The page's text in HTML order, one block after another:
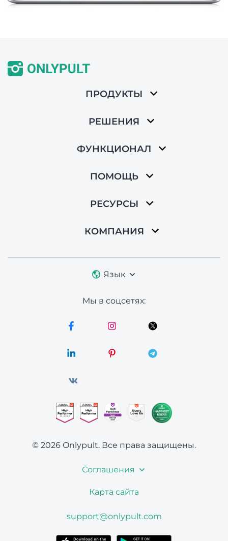
ПРОДУКТЫ
РЕШЕНИЯ
ФУНКЦИОНАЛ
ПОМОЩЬ
РЕСУРСЫ
КОМПАНИЯ
Язык
Мы в соцсетях:
© 2026 Onlypult. Все права защищены.
Соглашения
Карта сайта
support@onlypult.com